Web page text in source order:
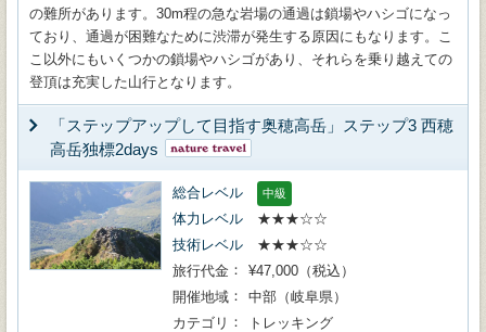
の難所があります。30m程の急な岩場の通過は鎖場やハシゴになっ
ており、通過が困難なために渋滞が発生する原因にもなります。こ
こ以外にもいくつかの鎖場やハシゴがあり、それらを乗り越えての
登頂は充実した山行となります。
「ステップアップして目指す奥穂高岳」ステップ3 西穂
高岳独標2days
総合レベル 中級
体力レベル
★★★☆☆
技術レベル
★★★☆☆
旅行代金
¥47,000（税込）
開催地域
中部（岐阜県）
カテゴリ
トレッキング